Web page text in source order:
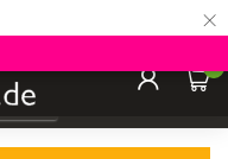
×
0